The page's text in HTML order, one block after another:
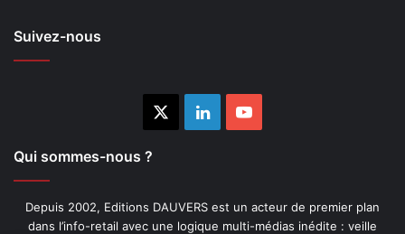
Suivez-nous
LinkedinYouTube
Qui sommes-nous ?
Depuis 2002, Editions DAUVERS est un acteur de premier plan
dans l’info-retail avec une logique multi-médias inédite : veille